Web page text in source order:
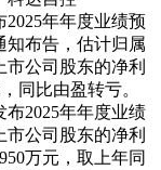
2025年年度业绩预
知布告，估计归属
市公司股东的净利
同比由盈转亏。
布2025年年度业绩
公司股东的净利
万元，取上年同